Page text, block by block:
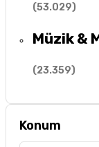
(53.029)
Müzik &
(23.359)
Konum